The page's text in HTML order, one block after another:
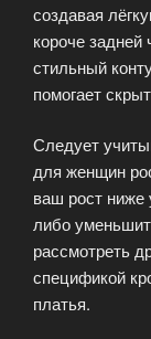
создавая
короче задней
стильный
помогает
Следует
для женщин
ваш рост ниже
либо
рассмотреть
спецификой
платья.